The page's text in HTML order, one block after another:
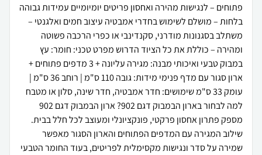
פתוחים – לנגישות מהירה ואחסון פריטים יומיומיים עמידות גבוהה
בלחות – מושלם לשימוש בחדרי אמבטיה עיצוב חמים ואלגנטי –
משתלב בסגנונות מודרני, סקנדינבי או כפרי הרכבה פשוטה
ומהירה – כוללת את כל הציוד הדרוש מפרט טכני: חומר: עץ
במבוק טבעי ואיכותי מבנה: מגירה עליונה + 3 מדפים פתוחים +
ארון סגור עם מדף פנימי מידות: גובה 110 ס"מ | רוחב 36 ס"מ |
עומק 33 ס"מ שימושים: חדר אמבטיה, חדר שינה, סלון או מטבח
למה לבחור בארון הבמבוק דגם 902? ארון הבמבוק דגם 902
מספק פתרון אחסון פרקטי, פונקציונלי ומעוצב לכל חלל בבית.
שילוב המגירה עם המדפים הפתוחים והארון הסגור מאפשר
שמירה על סדר ונגישות מקסימלית לפריטים, בעוד החומר הטבעי